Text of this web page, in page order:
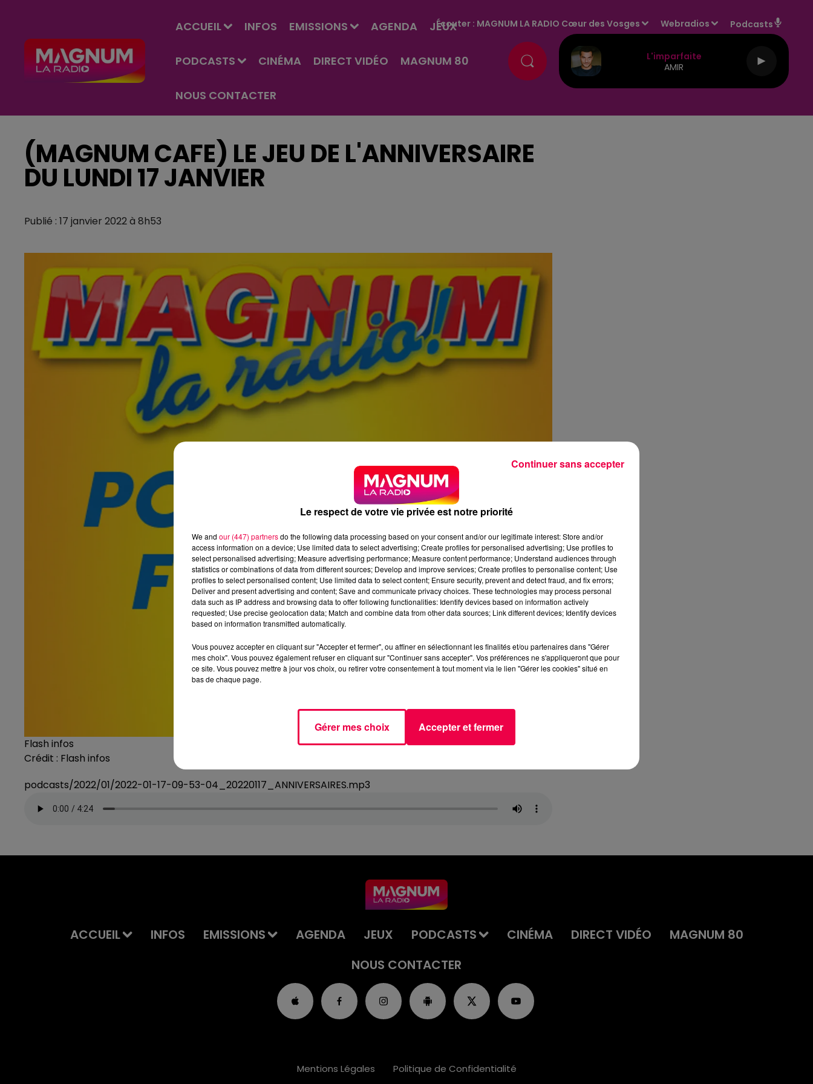
ACCUEIL INFOS EMISSIONS AGENDA JEUX
PODCASTS CINÉMA DIRECT VIDÉO MAGNUM 80
NOUS CONTACTER
Écouter : MAGNUM LA RADIO Cœur des Vosges Webradios Podcasts
L'imparfaite
AMIR
(MAGNUM CAFE) LE JEU DE L'ANNIVERSAIRE
DU LUNDI 17 JANVIER
Publié : 17 janvier 2022 à 8h53
Flash infos
Crédit : Flash infos
podcasts/2022/01/2022-01-17-09-53-04_20220117_ANNIVERSAIRES.mp3
ACCUEIL INFOS EMISSIONS AGENDA JEUX PODCASTS CINÉMA DIRECT VIDÉO
MAGNUM 80
NOUS CONTACTER
Mentions Légales Politique de Confidentialité
Le respect de votre vie privée est notre priorité
We and our (447) partnersdo the following data processing based on your consent and/or our legitimate interest: Store and/or
access information on a device; Use limited data to select advertising; Create profiles for personalised advertising; Use profiles to
select personalised advertising; Measure advertising performance; Measure content performance; Understand audiences through
statistics or combinations of data from different sources; Develop and improve services; Create profiles to personalise content; Use
profiles to select personalised content; Use limited data to select content; Ensure security, prevent and detect fraud, and fix errors;
Deliver and present advertising and content; Save and communicate privacy choices. These technologies may process personal
data such as IP address and browsing data to offer following functionalities: Identify devices based on information actively
requested; Use precise geolocation data; Match and combine data from other data sources; Link different devices; Identify devices
based on information transmitted automatically.
Vous pouvez accepter en cliquant sur "Accepter et fermer", ou affiner en sélectionnant les finalités et/ou partenaires dans "Gérer
mes choix". Vous pouvez également refuser en cliquant sur "Continuer sans accepter". Vos préférences ne s'appliqueront que pour
ce site. Vous pouvez mettre à jour vos choix, ou retirer votre consentement à tout moment via le lien "Gérer les cookies" situé en
bas de chaque page.
Gérer mes choix Accepter et fermer
Continuer sans accepter